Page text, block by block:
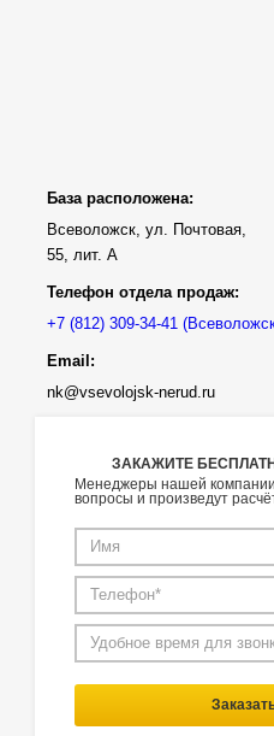
База расположена:
Всеволожск, ул. Почтовая,
55, лит. А
Телефон отдела продаж:
Email:
nk@vsevolojsk-nerud.ru
ЗАКАЖИТЕ
Менеджеры нашей
вопросы и произведут